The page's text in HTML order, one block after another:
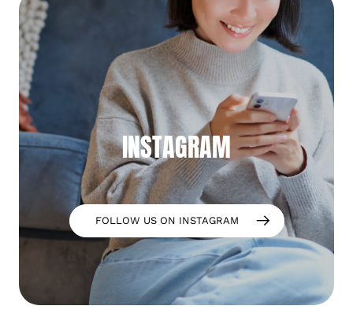
INSTAGRAM
FOLLOW US ON INSTAGRAM